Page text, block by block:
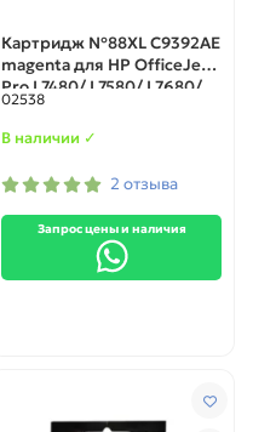
Картридж №88XL C9392AE
magenta для HP OfficeJet
Pro L7480/ L7580/ L7680/
L7780/ K5400/ K550 ОЕМ
02538
В наличии ✓
2 отзыва
Запрос цены и наличия